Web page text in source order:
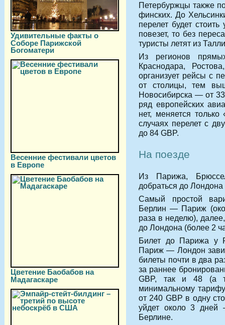
Удивительные факты о
Соборе Парижской
Богоматери
Весенние фестивали цветов
в Европе
Цветение Баобабов на
Мадагаскаре
Петербуржцы также
финских. До
перелет будет
повезет, то без
туристы летят из
Из регионов
Краснодара,
организует рейсы с
от столицы, тем
Новосибирска — от
ряд европейских
нет, меняется
случаях перелет с
до 84 GBP.
На поезде
Из Парижа,
добраться до
Самый простой
Берлин — Париж
раза в неделю),
до Лондона (более 2
Билет до Парижа у
Париж — Лондон
билеты почти в два
за раннее
GBP, так и 48 (а
минимальному
от 240 GBP в одну
уйдет около 3 дней
Берлине.